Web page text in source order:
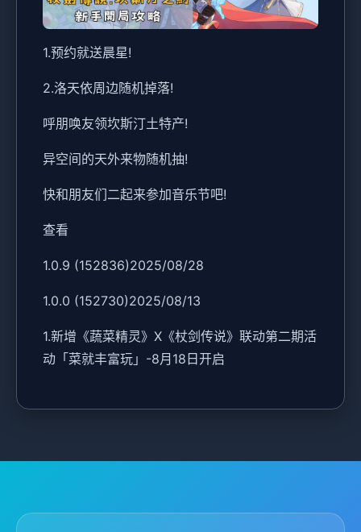
1.预约就送晨星!
2.洛天依周边随机掉落!
呼朋唤友领坎斯汀土特产!
异空间的天外来物随机抽!
快和朋友们二起来参加音乐节吧!
查看
1.0.9 (152836)2025/08/28
1.0.0 (152730)2025/08/13
1.新增《蔬菜精灵》X《杖剑传说》联动第二期活
动「菜就丰富玩」-8月18日开启